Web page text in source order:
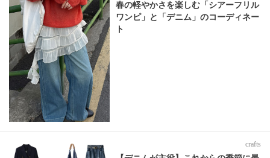
春の軽やかさを楽しむ「シアーフリル
ワンピ」と「デニム」のコーディネー
ト
crafts